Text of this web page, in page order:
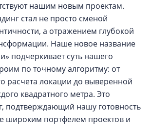
нашим новым проектам.
стал не просто сменой
а отражением глубокой
Наше новое название
подчеркивает суть нашего
по точному алгоритму: от
расчета локации до выверенной
квадратного метра. Это
подтверждающий нашу готовность
широким портфелем проектов и